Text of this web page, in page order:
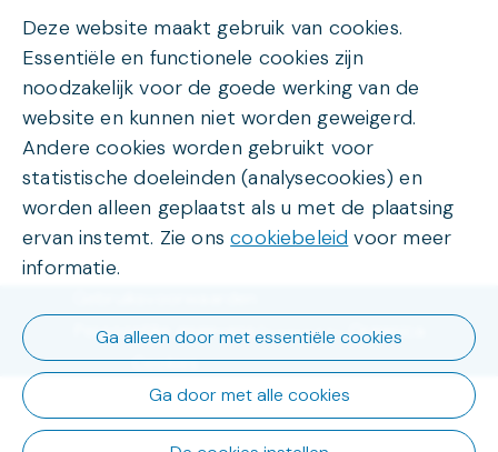
Persoonlijke gegevens
Cookies
Powered byOrganica
Deze website maakt gebruik van cookies.
Essentiële en functionele cookies zijn
noodzakelijk voor de goede werking van de
website en kunnen niet worden geweigerd.
Andere cookies worden gebruikt voor
statistische doeleinden (analysecookies) en
worden alleen geplaatst als u met de plaatsing
ervan instemt. Zie onscookiebeleid voor meer
informatie.
Ga alleen door met essentiële cookies
Ga door met alle cookies